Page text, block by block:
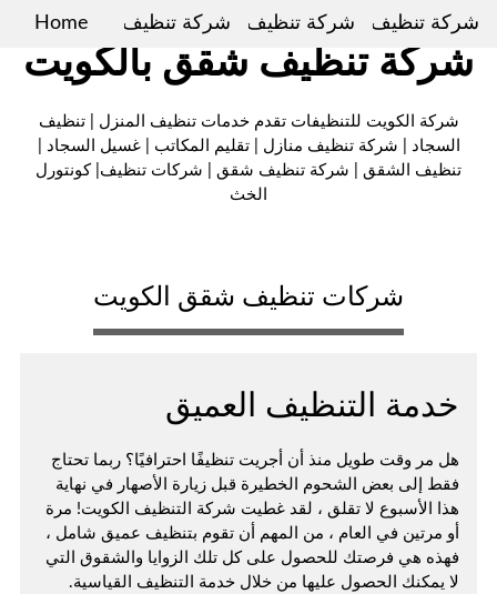
Homeشركة تنظيف منازلشركة تنظيف شققشركة تنظيف سجاد
شركة تنظيف شقق بالكويت
شركة الكويت للتنظيفات تقدم خدمات تنظيف المنزل | تنظيف
السجاد | شركة تنظيف منازل | تقليم المكاتب | غسيل السجاد |
تنظيف الشقق | شركة تنظيف شقق | شركات تنظيف| كونتورل
الخث
شركات تنظيف شقق الكويت
خدمة التنظيف العميق
هل مر وقت طويل منذ أن أجريت تنظيفًا احترافيًا؟ ربما تحتاج
فقط إلى بعض الشحوم الخطيرة قبل زيارة الأصهار في نهاية
هذا الأسبوع لا تقلق ، لقد غطيت شركة التنظيف الكويت! مرة
أو مرتين في العام ، من المهم أن تقوم بتنظيف عميق شامل ،
فهذه هي فرصتك للحصول على كل تلك الزوايا والشقوق التي
لا يمكنك الحصول عليها من خلال خدمة التنظيف القياسية.